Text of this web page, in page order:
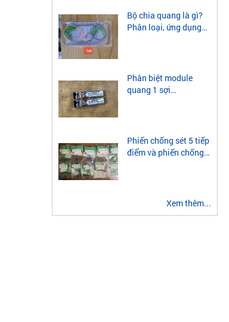
Bộ chia quang là gì?
Phân loại, ứng dụng
Phân biệt module
quang 1 sợi
Phiến chống sét 5 tiếp
điểm và phiến chống
Xem thêm...